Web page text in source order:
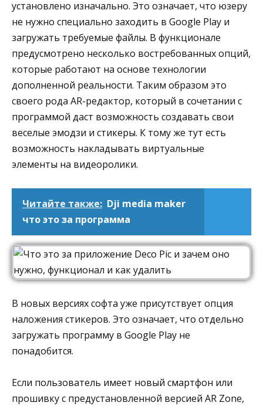
установлено изначально. Это означает, что юзеру
не нужно специально заходить в Google Play и
загружать требуемые файлы. В функционале
предусмотрено несколько востребованных опций,
которые работают на основе технологии
дополненной реальности. Таким образом это
своего рода AR-редактор, который в сочетании с
программой даст возможность создавать свои
веселые эмодзи и стикеры. К тому же тут есть
возможность накладывать виртуальные
элементы на видеоролики.
Читайте также: Dji media maker
что это за программа
В новых версиях софта уже присутствует опция
наложения стикеров. Это означает, что отдельно
загружать программу в Google Play не
понадобится.
Если пользователь имеет новый смартфон или
прошивку с предустановленной версией AR Zone,